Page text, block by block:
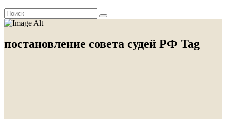
постановление совета судей РФ Tag